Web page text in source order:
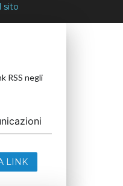
sito
RSS negli
LINK